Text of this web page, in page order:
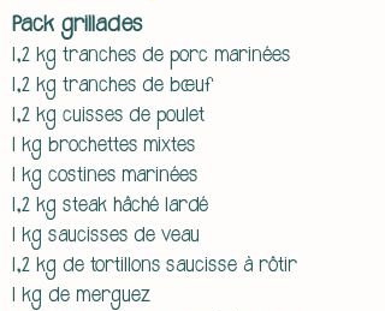
Pack grillades
1,2 kg tranches de porc marinées
1,2 kg tranches de bœuf
1,2 kg cuisses de poulet
1 kg brochettes mixtes
1 kg costines marinées
1,2 kg steak hâché lardé
1 kg saucisses de veau
1,2 kg de tortillons saucisse à rôtir
1 kg de merguez